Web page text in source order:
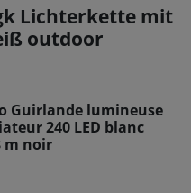
Lichterkette mit
outdoor
Guirlande lumineuse
240 LED blanc
m noir